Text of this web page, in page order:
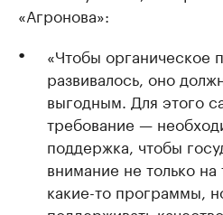
«Агронова»:
«Чтобы органическое
развивалось, оно
выгодным. Для этого
требование —
поддержка, чтобы
внимание не только на
какие-то программы,